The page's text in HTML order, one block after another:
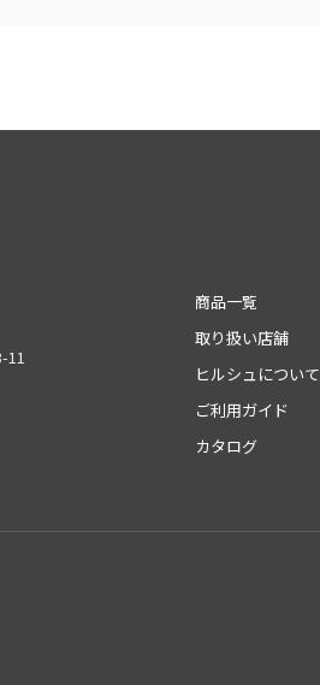
11
商品一覧
取り扱い店舗
ヒルシュについて
ご利用ガイド
カタログ